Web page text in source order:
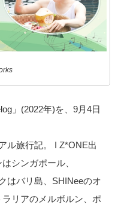
」(2022年)を、9月4日
ル旅行記。 I Z*ONE出
シンガポール、
はバリ島、SHINeeのオ
リアのメルボルン、ポ